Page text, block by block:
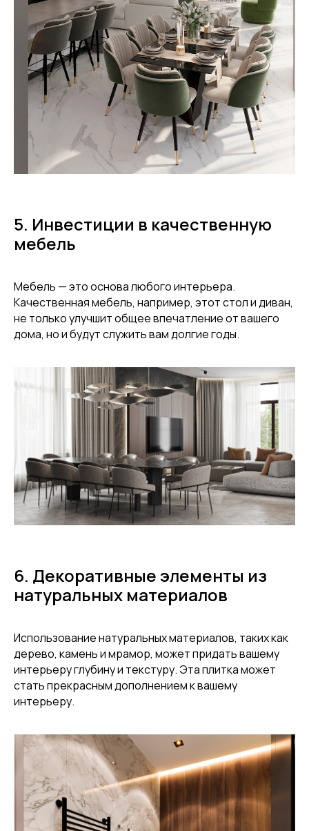
5. Инвестиции в качественную
мебель
Мебель — это основа любого интерьера.
Качественная мебель, например, этот стол и диван,
не только улучшит общее впечатление от вашего
дома, но и будут служить вам долгие годы.
6. Декоративные элементы из
натуральных материалов
Использование натуральных материалов, таких как
дерево, камень и мрамор, может придать вашему
интерьеру глубину и текстуру. Эта плитка может
стать прекрасным дополнением к вашему
интерьеру.